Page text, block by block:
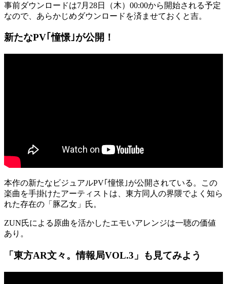
事前ダウンロードは7月28日（木）00:00から開始される予定
なので、あらかじめダウンロードを済ませておくと吉。
新たなPV｢憧憬｣が公開！
本作の新たなビジュアルPV｢憧憬｣が公開されている。この
楽曲を手掛けたアーティストは、東方同人の界隈でよく知ら
れた存在の 「豚乙女」 氏。
ZUN氏による原曲を活かしたエモいアレンジは一聴の価値
あり。
「東方AR文々。情報局VOL.3」も見てみよう